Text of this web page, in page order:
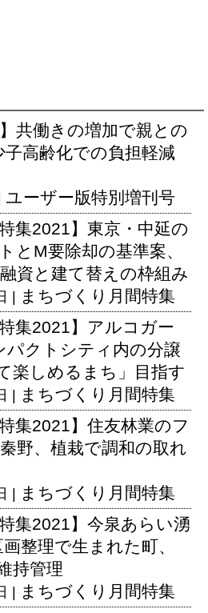
共働きの増加で親との
子高齢化での負担軽減
ユーザー版特別増刊号
集2021】東京・中延の
とM要除却の基準案、
資と建て替えの枠組み
| まちづくり月間特集
集2021】アルコガー
パクトシティ内の分譲
楽しめるまち」目指す
| まちづくり月間特集
集2021】住友林業のフ
野、植栽で調和の取れ
| まちづくり月間特集
集2021】今泉あらい湧
整理で生まれた町、
持管理
| まちづくり月間特集